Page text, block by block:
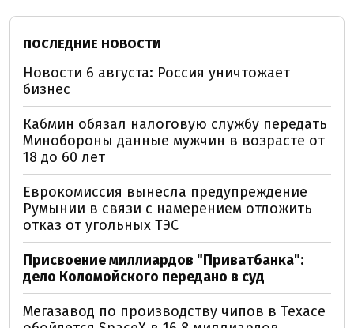
ПОСЛЕДНИЕ НОВОСТИ
Новости 6 августа: Россия уничтожает
бизнес
Кабмин обязал налоговую службу передать
Минобороны данные мужчин в возрасте от
18 до 60 лет
Еврокомиссия вынесла предупреждение
Румынии в связи с намерением отложить
отказ от угольных ТЭС
Присвоение миллиардов "Приватбанка":
дело Коломойского передано в суд
Мегазавод по производству чипов в Техасе